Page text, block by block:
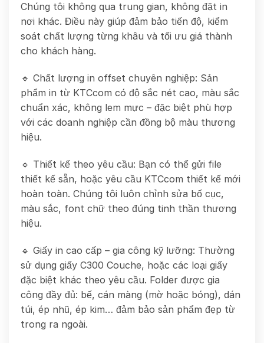
Chúng tôi không qua trung gian, không đặt in
nơi khác. Điều này giúp đảm bảo tiến độ, kiểm
soát chất lượng từng khâu và tối ưu giá thành
cho khách hàng.
🔹 Chất lượng in offset chuyên nghiệp: Sản
phẩm in từ KTCcom có độ sắc nét cao, màu sắc
chuẩn xác, không lem mực – đặc biệt phù hợp
với các doanh nghiệp cần đồng bộ màu thương
hiệu.
🔹 Thiết kế theo yêu cầu: Bạn có thể gửi file
thiết kế sẵn, hoặc yêu cầu KTCcom thiết kế mới
hoàn toàn. Chúng tôi luôn chỉnh sửa bố cục,
màu sắc, font chữ theo đúng tinh thần thương
hiệu.
🔹 Giấy in cao cấp – gia công kỹ lưỡng: Thường
sử dụng giấy C300 Couche, hoặc các loại giấy
đặc biệt khác theo yêu cầu. Folder được gia
công đầy đủ: bế, cán màng (mờ hoặc bóng), dán
túi, ép nhũ, ép kim… đảm bảo sản phẩm đẹp từ
trong ra ngoài.